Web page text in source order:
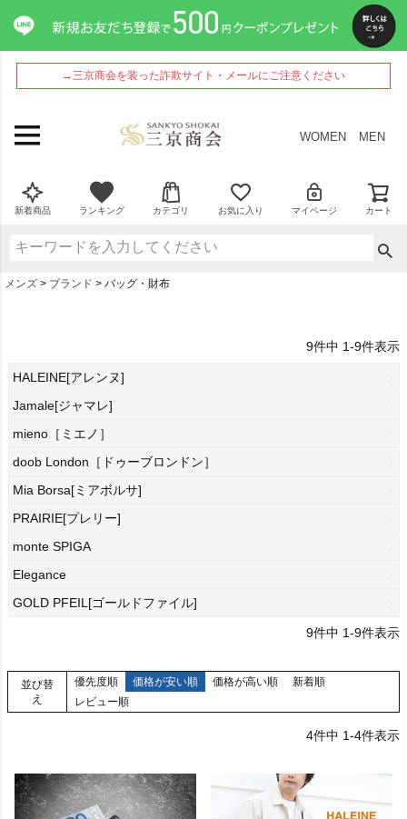
→三京商会を装った詐欺サイト・メールにご注意ください
WOMEN MEN
新着商品 ランキング カテゴリ お気に入り マイページ カート
メンズ ブランド バッグ・財布
9件中 1-9件表示
HALEINE[アレンヌ]
Jamale[ジャマレ]
mieno［ミエノ］
doob London［ドゥーブロンドン］
Mia Borsa[ミアボルサ]
PRAIRIE[プレリー]
monte SPIGA
Elegance
GOLD PFEIL[ゴールドファイル]
9件中 1-9件表示
並び替
え
優先度順 価格が安い順 価格が高い順
新着順
レビュー順
4件中 1-4件表示